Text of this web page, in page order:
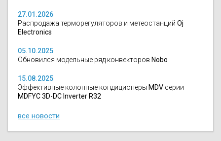
27.01.2026
Распродажа терморегуляторов и метеостанций Oj
Electronics
05.10.2025
Обновился модельные ряд конвекторов Nobo
15.08.2025
Эффективные колонные кондиционеры MDV серии
MDFYC 3D-DC Inverter R32
все новости